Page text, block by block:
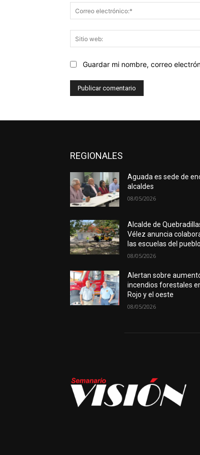
Guardar mi nombre, correo
REGIONALES
Aguada es sede de
alcaldes
08/05/2026
Alcalde de
Vélez anuncia
las escuelas del pueblo
08/05/2026
Alertan sobre
incendios forestales
Rojo y el oeste
08/05/2026